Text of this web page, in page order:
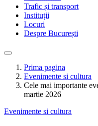
Trafic și transport
Instituții
Locuri
Despre București
Prima pagina
Evenimente si cultura
Cele mai importante
martie 2026
Evenimente si cultura